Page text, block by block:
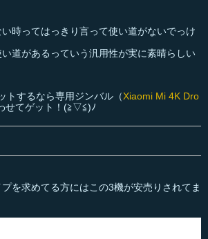
い時ってはっきり言って使い道がないでっけ
道があるっていう汎用性が実に素晴らしい
トするなら専用ジンバル（Xiaomi Mi 4K Dro
せてゲット！(≧▽≦)ﾉ
を求めてる方にはこの3機が安売りされてま